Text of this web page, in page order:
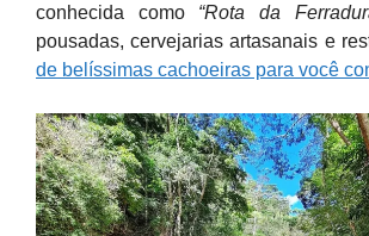
conhecida como “Rota da
pousadas, cervejarias artasanais e
de belíssimas cachoeiras para você